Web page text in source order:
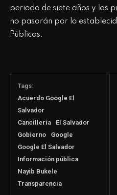
periodo de siete años y los
no pasarán por lo
Públicas.
Tags:
Acuerdo Google El
Salvador
Cancillería
El Salvador
Gobierno
Google
Google El Salvador
Información pública
Nayib Bukele
Transparencia